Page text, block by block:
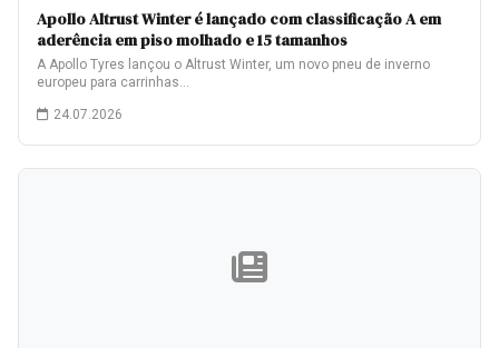
Apollo Altrust Winter é lançado com classificação A em
aderência em piso molhado e 15 tamanhos
A Apollo Tyres lançou o Altrust Winter, um novo pneu de inverno
europeu para carrinhas…
24.07.2026